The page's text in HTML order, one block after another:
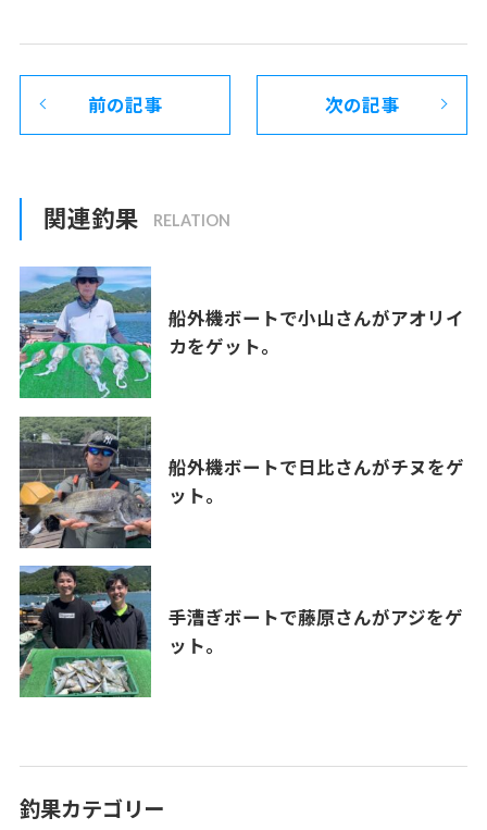
前の記事 次の記事
関連釣果
船外機ボートで小山さんがアオリイ
カをゲット。
船外機ボートで日比さんがチヌをゲ
ット。
手漕ぎボートで藤原さんがアジをゲ
ット。
釣果カテゴリー